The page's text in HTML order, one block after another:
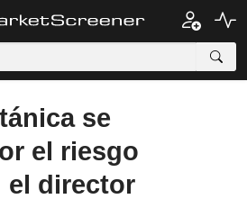
se
el riesgo
director